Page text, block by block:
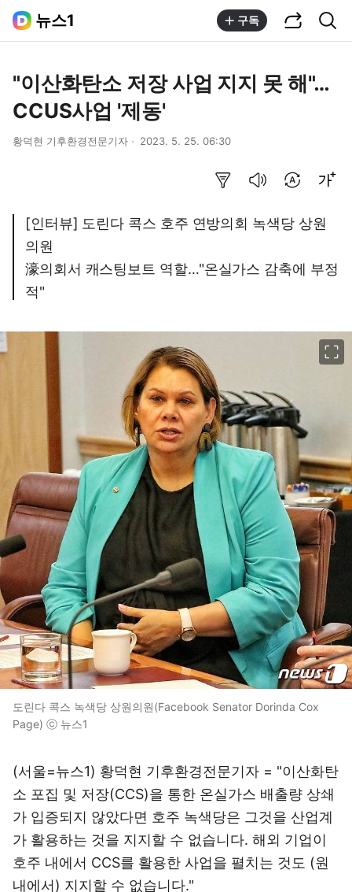
뉴스1 구독
"이산화탄소 저장 사업 지지 못 해"…
CCUS사업 '제동'
황덕현 기후환경전문기자 2023. 5. 25. 06:30
[인터뷰] 도린다 콕스 호주 연방의회 녹색당 상원
의원
濠의회서 캐스팅보트 역할…"온실가스 감축에 부정
적"
도린다 콕스 녹색당 상원의원(Facebook Senator Dorinda Cox
Page) ⓒ 뉴스1
(서울=뉴스1) 황덕현 기후환경전문기자 = "이산화탄
소 포집 및 저장(CCS)을 통한 온실가스 배출량 상쇄
가 입증되지 않았다면 호주 녹색당은 그것을 산업계
가 활용하는 것을 지지할 수 없습니다. 해외 기업이
호주 내에서 CCS를 활용한 사업을 펼치는 것도 (원
내에서) 지지할 수 없습니다."